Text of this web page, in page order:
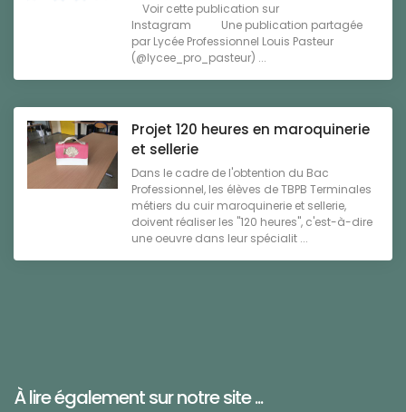
Voir cette publication sur
Instagram Une publication partagée
par Lycée Professionnel Louis Pasteur
(@lycee_pro_pasteur) ...
Projet 120 heures en maroquinerie
et sellerie
Dans le cadre de l'obtention du Bac
Professionnel, les élèves de TBPB Terminales
métiers du cuir maroquinerie et sellerie,
doivent réaliser les "120 heures", c'est-à-dire
une oeuvre dans leur spécialit ...
À lire également sur notre site ...